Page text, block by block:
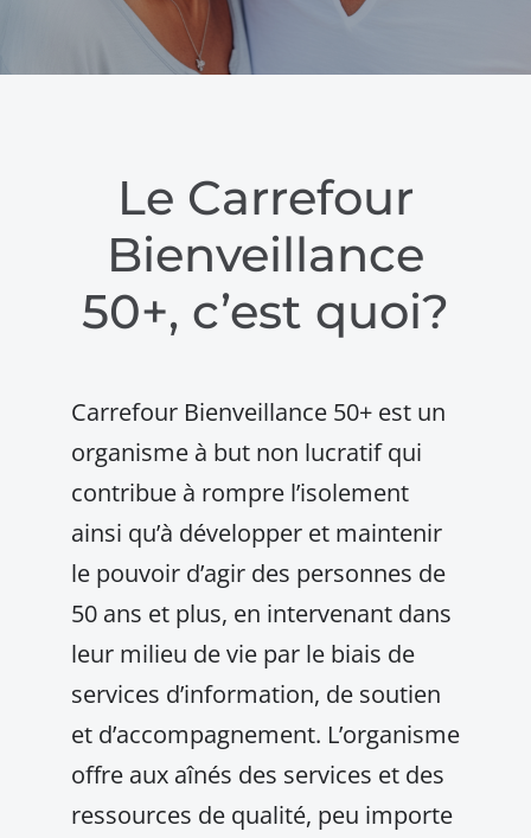
Le Carrefour
Bienveillance
50+, c’est quoi?
Carrefour Bienveillance 50+ est un
organisme à but non lucratif qui
contribue à rompre l’isolement
ainsi qu’à développer et maintenir
le pouvoir d’agir des personnes de
50 ans et plus, en intervenant dans
leur milieu de vie par le biais de
services d’information, de soutien
et d’accompagnement. L’organisme
offre aux aînés des services et des
ressources de qualité, peu importe